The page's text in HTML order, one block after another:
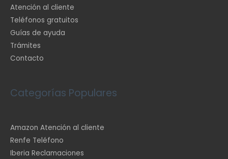
Atención al cliente
Teléfonos gratuitos
Guías de ayuda
Trámites
Contacto
Categorías Populares
Amazon Atención al cliente
Renfe Teléfono
Iberia Reclamaciones